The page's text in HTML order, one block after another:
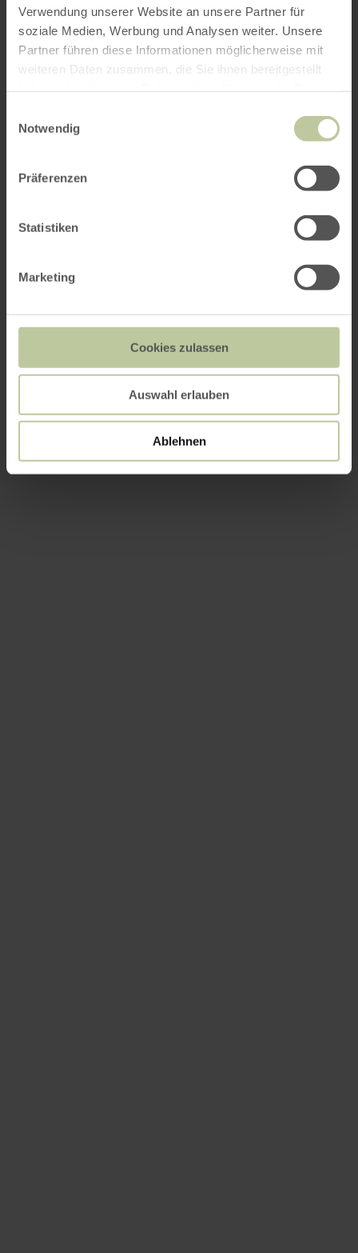
Verwendung unserer Website an unsere Partner für
soziale Medien, Werbung und Analysen weiter. Unsere
Partner führen diese Informationen möglicherweise mit
weiteren Daten zusammen, die Sie ihnen bereitgestellt
Notwendig
Präferenzen
Statistiken
Marketing
Cookies zulassen
Auswahl erlauben
Ablehnen